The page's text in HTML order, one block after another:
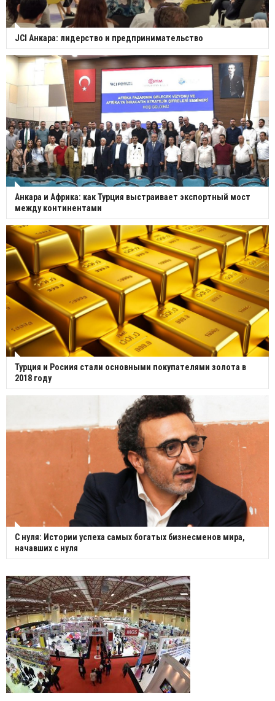
JCI Анкара: лидерство и предпринимательство
Анкара и Африка: как Турция выстраивает экспортный мост
между континентами
Турция и Росиия стали основными покупателями золота в
2018 году
С нуля: Истории успеха самых богатых бизнесменов мира,
начавших с нуля